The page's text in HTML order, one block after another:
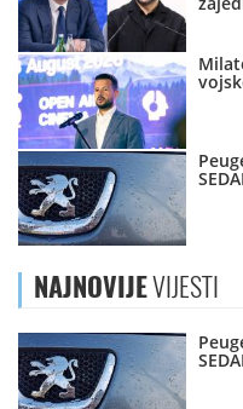
NAJNOVIJEVIJESTI